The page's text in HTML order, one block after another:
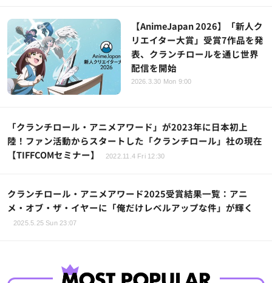
【AnimeJapan 2026】「新人ク
リエイター大賞」受賞7作品を発
表、クランチロールを通じ世界
配信を開始
2026.3.30 Mon 9:00
「クランチロール・アニメアワード」が2023年に日本初上
陸！ファン活動からスタートした「クランチロール」社の現在
【TIFFCOMセミナー】
2022.11.4 Fri 12:30
クランチロール・アニメアワード2025受賞結果一覧：アニ
メ・オブ・ザ・イヤーに「俺だけレベルアップな件」が輝く
2025.5.25 Sun 23:07